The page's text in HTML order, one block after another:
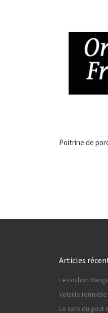
Poitrine de
Articles
Le cochon
Volaille
Le sens du gout